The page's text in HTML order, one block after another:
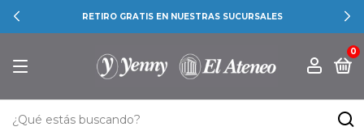
RETIRO GRATIS EN NUESTRAS SUCURSALES
0